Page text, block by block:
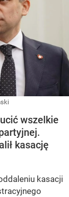
wszelkie
kasację
kasacji